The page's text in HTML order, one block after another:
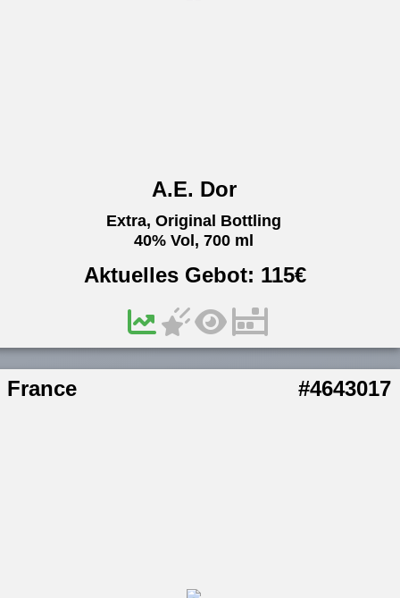
A.E. Dor
Extra, Original Bottling
40% Vol, 700 ml
Aktuelles Gebot: 115€
France #4643017